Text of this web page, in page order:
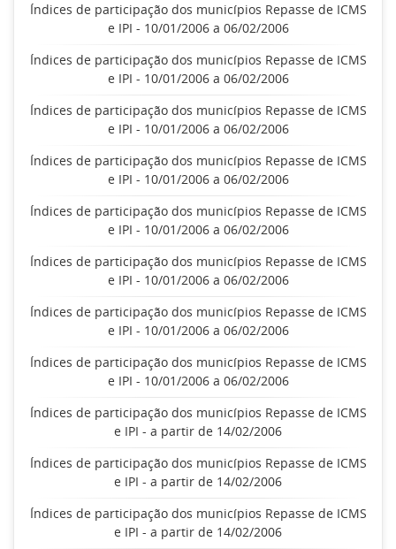
Índices de participação dos municípios Repasse de ICMS
e IPI - 10/01/2006 a 06/02/2006
Índices de participação dos municípios Repasse de ICMS
e IPI - 10/01/2006 a 06/02/2006
Índices de participação dos municípios Repasse de ICMS
e IPI - 10/01/2006 a 06/02/2006
Índices de participação dos municípios Repasse de ICMS
e IPI - 10/01/2006 a 06/02/2006
Índices de participação dos municípios Repasse de ICMS
e IPI - 10/01/2006 a 06/02/2006
Índices de participação dos municípios Repasse de ICMS
e IPI - 10/01/2006 a 06/02/2006
Índices de participação dos municípios Repasse de ICMS
e IPI - 10/01/2006 a 06/02/2006
Índices de participação dos municípios Repasse de ICMS
e IPI - 10/01/2006 a 06/02/2006
Índices de participação dos municípios Repasse de ICMS
e IPI - a partir de 14/02/2006
Índices de participação dos municípios Repasse de ICMS
e IPI - a partir de 14/02/2006
Índices de participação dos municípios Repasse de ICMS
e IPI - a partir de 14/02/2006